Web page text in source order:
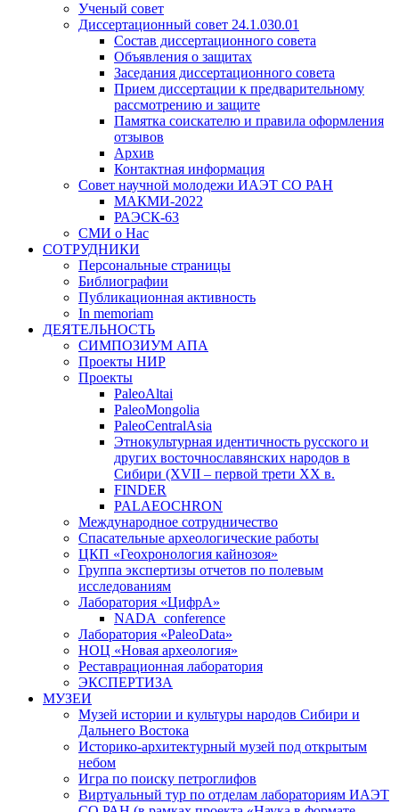
Ученый совет
Диссертационный совет 24.1.030.01
Состав диссертационного совета
Объявления о защитах
Заседания диссертационного совета
Прием диссертации к предварительному
рассмотрению и защите
Памятка соискателю и правила оформления
отзывов
Архив
Контактная информация
Совет научной молодежи ИАЭТ СО РАН
МАКМИ-2022
РАЭСК-63
СМИ о Нас
СОТРУДНИКИ
Персональные страницы
Библиографии
Публикационная активность
In memoriam
ДЕЯТЕЛЬНОСТЬ
СИМПОЗИУМ АПА
Проекты НИР
Проекты
PaleoAltai
PaleoMongolia
PaleoCentralAsia
Этнокультурная идентичность русского и
других восточнославянских народов в
Сибири (XVII – первой трети ХХ в.
FINDER
PALAEOCHRON
Международное сотрудничество
Спасательные археологические работы
ЦКП «Геохронология кайнозоя»
Группа экспертизы отчетов по полевым
исследованиям
Лаборатория «ЦифрА»
NADA_conference
Лаборатория «PaleoData»
НОЦ «Новая археология»
Реставрационная лаборатория
ЭКСПЕРТИЗА
МУЗЕИ
Музей истории и культуры народов Сибири и
Дальнего Востока
Историко-архитектурный музей под открытым
небом
Игра по поиску петроглифов
Виртуальный тур по отделам лабораториям ИАЭТ